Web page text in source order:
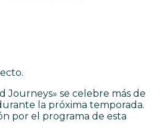
Journeys» se celebre más de
la próxima temporada.
por el programa de esta